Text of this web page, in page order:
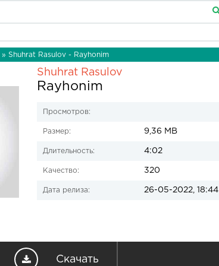
» Shuhrat Rasulov - Rayhonim
Shuhrat Rasulov
Rayhonim
Просмотров:
Размер: 9,36 MB
Длительность: 4:02
Качество: 320
Дата релиза: 26-05-2022, 18:44
Скачать